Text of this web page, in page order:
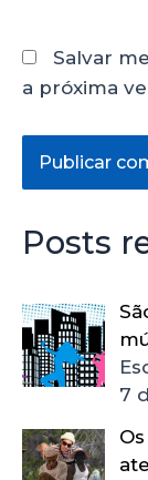
Salvar
a próxima
Posts
7